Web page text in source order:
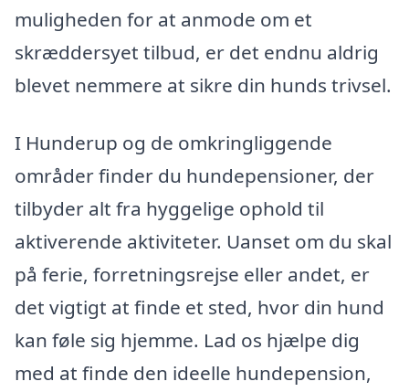
muligheden for at anmode om et
skræddersyet tilbud, er det endnu aldrig
blevet nemmere at sikre din hunds trivsel.
I Hunderup og de omkringliggende
områder finder du hundepensioner, der
tilbyder alt fra hyggelige ophold til
aktiverende aktiviteter. Uanset om du skal
på ferie, forretningsrejse eller andet, er
det vigtigt at finde et sted, hvor din hund
kan føle sig hjemme. Lad os hjælpe dig
med at finde den ideelle hundepension,